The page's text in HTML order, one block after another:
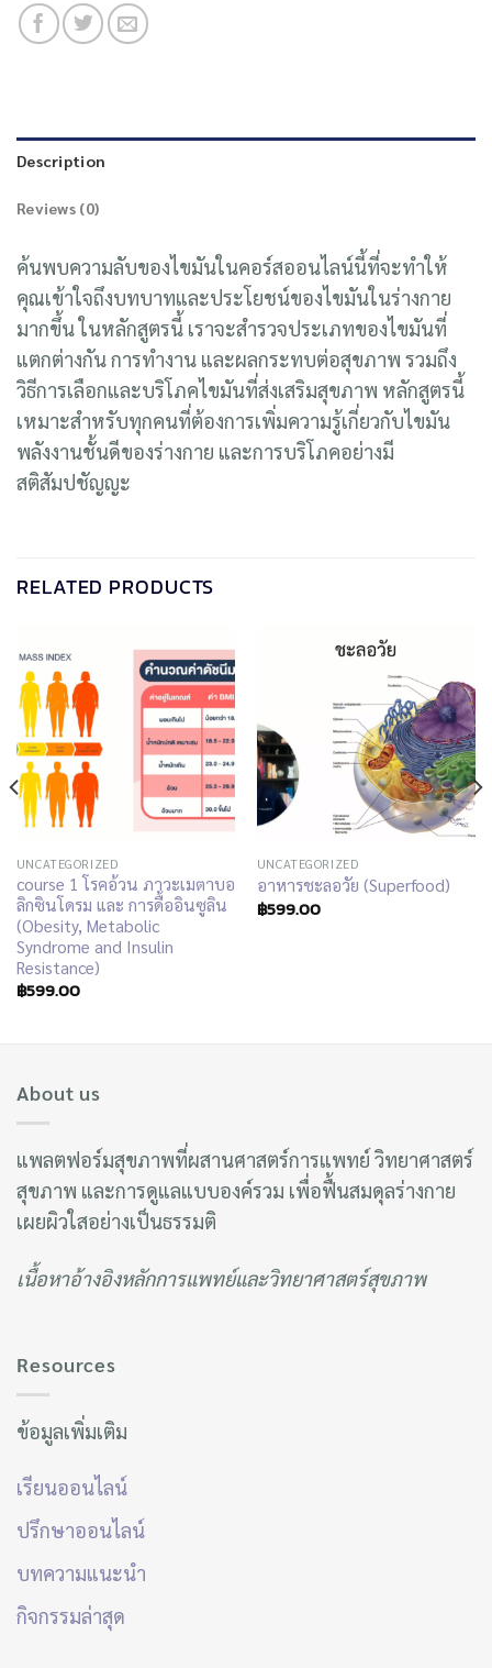
Description
Reviews (0)
ค้นพบความลับของไขมันในคอร์สออนไลน์นี้ที่จะทำให้
คุณเข้าใจถึงบทบาทและประโยชน์ของไขมันในร่างกาย
มากขึ้น ในหลักสูตรนี้ เราจะสำรวจประเภทของไขมันที่
แตกต่างกัน การทำงาน และผลกระทบต่อสุขภาพ รวมถึง
วิธีการเลือกและบริโภคไขมันที่ส่งเสริมสุขภาพ หลักสูตรนี้
เหมาะสำหรับทุกคนที่ต้องการเพิ่มความรู้เกี่ยวกับไขมัน
พลังงานชั้นดีของร่างกาย และการบริโภคอย่างมี
สติสัมปชัญญะ
RELATED PRODUCTS
UNCATEGORIZED
course 1 โรคอ้วน ภาวะเมตาบอ
ลิกซินโดรม และ การดื้ออินซูลิน
(Obesity, Metabolic
Syndrome and Insulin
Resistance)
฿599.00
UNCATEGORIZED
อาหารชะลอวัย (Superfood)
฿599.00
About us
แพลตฟอร์มสุขภาพที่ผสานศาสตร์การแพทย์ วิทยาศาสตร์
สุขภาพ และการดูแลแบบองค์รวม เพื่อฟื้นสมดุลร่างกาย
เผยผิวใสอย่างเป็นธรรมติ
เนื้อหาอ้างอิงหลักการแพทย์และวิทยาศาสตร์สุขภาพ
Resources
ข้อมูลเพิ่มเติม
เรียนออนไลน์
ปรึกษาออนไลน์
บทความแนะนำ
กิจกรรมล่าสุด